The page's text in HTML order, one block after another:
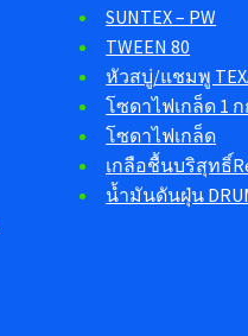
SUNTEX – PW
TWEEN 80
หัวสบู่/แชมพู
โซดาไฟเกล็ด 1
โซดาไฟเกล็ด
เกลือชื้นบริสุทธิ์
น้ำมันดันฝุ่น